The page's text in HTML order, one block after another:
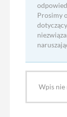
Prosimy
Wpis nie